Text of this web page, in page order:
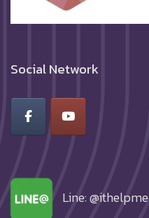
Social Network
Line: @ithelpme